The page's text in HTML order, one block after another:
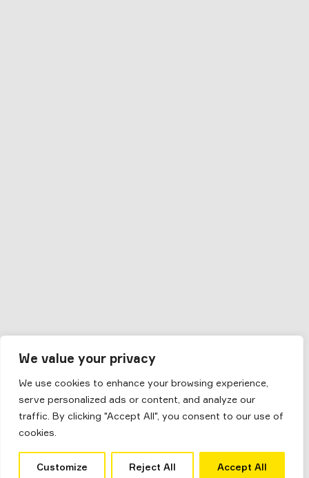
We value your privacy
We use cookies to enhance your browsing experience,
serve personalized ads or content, and analyze our
traffic. By clicking "Accept All", you consent to our use of
cookies.
Customize Reject All Accept All